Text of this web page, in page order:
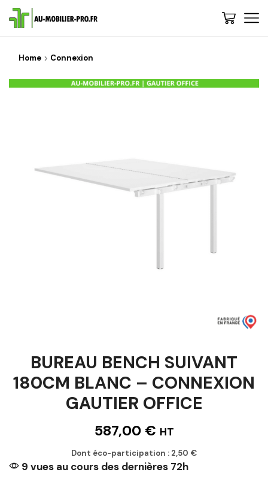
Home Connexion
BUREAU BENCH SUIVANT
180CM BLANC – CONNEXION
GAUTIER OFFICE
587,00 € HT
Dont éco-participation : 2,50 €
9 vues au cours des dernières 72h